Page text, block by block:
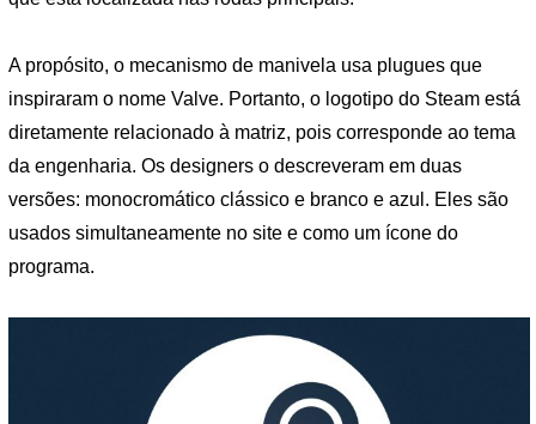
A propósito, o mecanismo de manivela usa plugues que
inspiraram o nome Valve. Portanto, o logotipo do Steam está
diretamente relacionado à matriz, pois corresponde ao tema
da engenharia. Os designers o descreveram em duas
versões: monocromático clássico e branco e azul. Eles são
usados ​​simultaneamente no site e como um ícone do
programa.